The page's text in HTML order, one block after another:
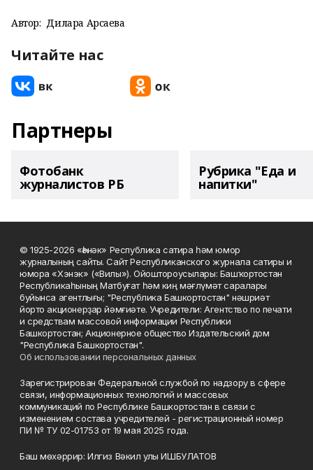
Автор: Дилара Арсаева
Читайте нас
Партнеры
Фотобанк
журналистов РБ
Рубрика "Еда и
напитки"
© 1925-2026 «Һәнәк» Республика сатира һәм юмор
журналының сайты. Сайт Республиканского журнала сатиры и
юмора «Хэнэк» («Вилы»). Ойоштороусылары: Башҡортостан
Республикаһының Матбуғат һәм киң мәғлүмәт саралары
буйынса агентлығы; "Республика Башкортостан" нәшриәт
йорто акционерҙар йәмғиәте. Учредители: Агентство по печати
и средствам массовой информации Республики
Башкортостан; Акционерное общество Издательский дом
"Республика Башкортостан".
Об использовании персональных данных
Зарегистрирован Федеральной службой по надзору в сфере
связи, информационных технологий и массовых
коммуникаций по Республике Башкортостан в связи с
изменением состава учредителей - регистрационный номер
ПИ № ТУ 02-01753 от 19 мая 2025 года.
Баш мөхәррир: Илгиз Вәкил улы ИШБУЛАТОВ